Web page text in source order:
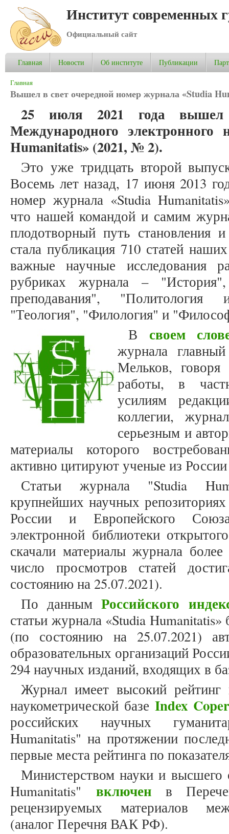
Институт современных
Официальный сайт
Главная Новости Об институте Публикации
Вы здесь
Главная
Вышел в свет очередной номер журнала «Studia
25 июля 2021 года
Международного электронного
Humanitatis» (2021, № 2).
Это уже тридцать второй
Восемь лет назад, 17 июня 2013
номер журнала «Studia
что нашей командой и самим
плодотворный путь становления
стала публикация 710 статей
важные научные исследования
рубриках журнала –
преподавания",
"Теология", "Филология" и
В своем
журнала
Мельков, говоря
работы, в
усилиям
коллегии,
серьезным и
материалы которого
активно цитируют ученые из
Статьи журнала "Studia
крупнейших научных
России и Европейского
электронной библиотеки
скачали материалы журнала
число просмотров статей
состоянию на 25.07.2021).
По даннымРоссийского
статьи журнала «Studia
(по состоянию на 25.07.2021)
образовательных организаций
294 научных изданий, входящих в
Журнал имеет высокий рейтинг
наукометрической базе Index
российских научных
Humanitatis" на протяжении
первые места рейтинга по
Министерством науки и
Humanitatis" включен в
рецензируемых материалов
(аналог Перечня ВАК РФ).